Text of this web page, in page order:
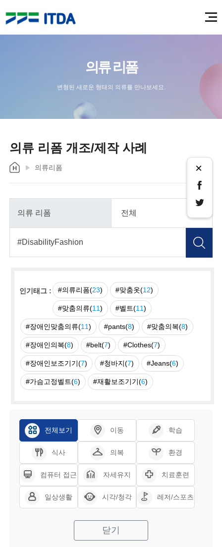
의류 리폼
변형된 새로운 형태의 의류를 만나보세요.
의류 리폼 개조/제작 사례
의류리폼 ×
인기태그 : #의류리폼(23) #맞춤옷(12)
#맞춤의류(11) #벨트(11)
#장애인맞춤의류(11) #pants(8) #맞춤의복(8)
#장애인의복(8) #belt(7) #Clothes(7)
#장애인보조기기(7) #청바지(7) #Jeans(6)
#가슴고정벨트(6) #재활보조기기(6)
전체보기 이동 학습
식사 의복 환경
컴퓨터 접근 자세유지 치료훈련
일상생활 시각/청각 레저/스포츠
닫기